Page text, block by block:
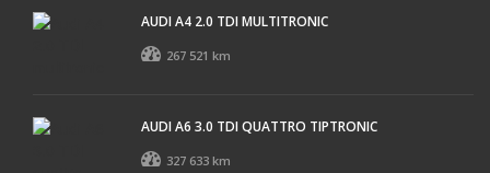
AUDI A4 2.0 TDI MULTITRONIC
267 521 km
AUDI A6 3.0 TDI QUATTRO TIPTRONIC
327 633 km